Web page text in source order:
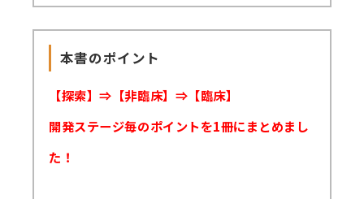
本書のポイント
【探索】⇒【非臨床】⇒【臨床】
開発ステージ毎のポイントを1冊にまとめまし
た！